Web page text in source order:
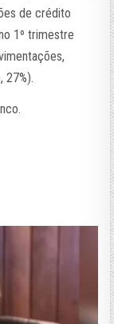
de crédito
1º trimestre
27%).